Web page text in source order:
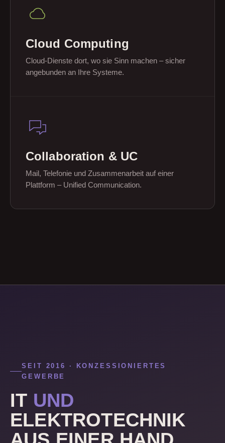
Cloud Computing
Cloud-Dienste dort, wo sie Sinn machen – sicher
angebunden an Ihre Systeme.
Collaboration & UC
Mail, Telefonie und Zusammenarbeit auf einer
Plattform – Unified Communication.
SEIT 2016 · KONZESSIONIERTES
GEWERBE
IT UND
ELEKTROTECHNIK